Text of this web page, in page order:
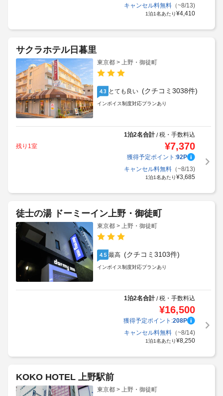
キャンセル料無料（~8/13)
1泊1名あたり¥4,410
サクラホテル日暮里
東京都 > 上野・御徒町
4.3 とても良い (クチコミ3038件)
インボイス制度対応プランあり
1泊2名合計/税・手数料込
残り1室
¥7,370
獲得予定ポイント:92P
キャンセル料無料（~8/13)
1泊1名あたり¥3,685
徒士の湯 ドーミーイン上野・御徒町
東京都 > 上野・御徒町
4.5 最高 (クチコミ3103件)
インボイス制度対応プランあり
1泊2名合計/税・手数料込
¥16,500
獲得予定ポイント:208P
キャンセル料無料（~8/14)
1泊1名あたり¥8,250
KOKO HOTEL 上野駅前
東京都 > 上野・御徒町